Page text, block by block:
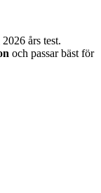
års test.
och passar bäst för